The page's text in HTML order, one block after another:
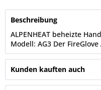
Beschreibung
ALPENHEAT beheizte
Modell: AG3 Der
Kunden kauften auch